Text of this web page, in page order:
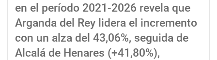
en el período 2021-2026 revela que
Arganda del Rey lidera el incremento
con un alza del 43,06%, seguida de
Alcalá de Henares (+41,80%),